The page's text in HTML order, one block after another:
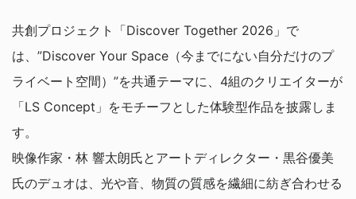
共創プロジェクト「Discover Together 2026」で
は、”Discover Your Space（今までにない自分だけのプ
ライベート空間）”を共通テーマに、4組のクリエイターが
「LS Concept」をモチーフとした体験型作品を披露しま
す。
映像作家・林 響太朗氏とアートディレクター・黒谷優美
氏のデュオは、光や音、物質の質感を繊細に紡ぎ合わせる